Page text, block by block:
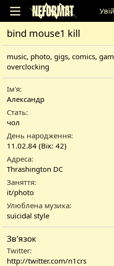
bind mouse1 kill
music, photo, gigs, comics,
overclocking
Ім'я
Александр
Стать
чол
День народження
11.02.84 (Вік: 42)
Адреса
Thrashington DC
Заняття
it/photo
Улюблена музика
suicidal style
Зв'язок
Twitter
http://twitter.com/n1crs